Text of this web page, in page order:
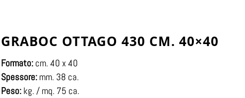
GRABOC OTTAGO 430 CM. 40×40
Formato: cm. 40 x 40
Spessore: mm. 38 ca.
Peso: kg. / mq. 75 ca.